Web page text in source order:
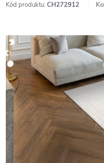
Kód produktu: CH272912